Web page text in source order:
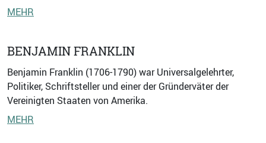
MEHR
BENJAMIN FRANKLIN
Benjamin Franklin (1706-1790) war Universalgelehrter,
Politiker, Schriftsteller und einer der Gründerväter der
Vereinigten Staaten von Amerika.
MEHR